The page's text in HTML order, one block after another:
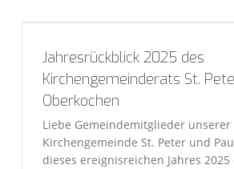
Jahresrückblick 2025 des
Kirchengemeinderats St.
Oberkochen
Liebe Gemeindemitglieder unserer
Kirchengemeinde St. Peter und
dieses ereignisreichen Jahres